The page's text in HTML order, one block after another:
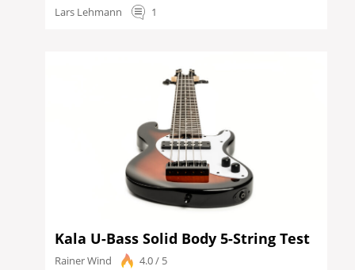
Lars Lehmann 1
Kala U-Bass Solid Body 5-String Test
Rainer Wind 4.0 / 5